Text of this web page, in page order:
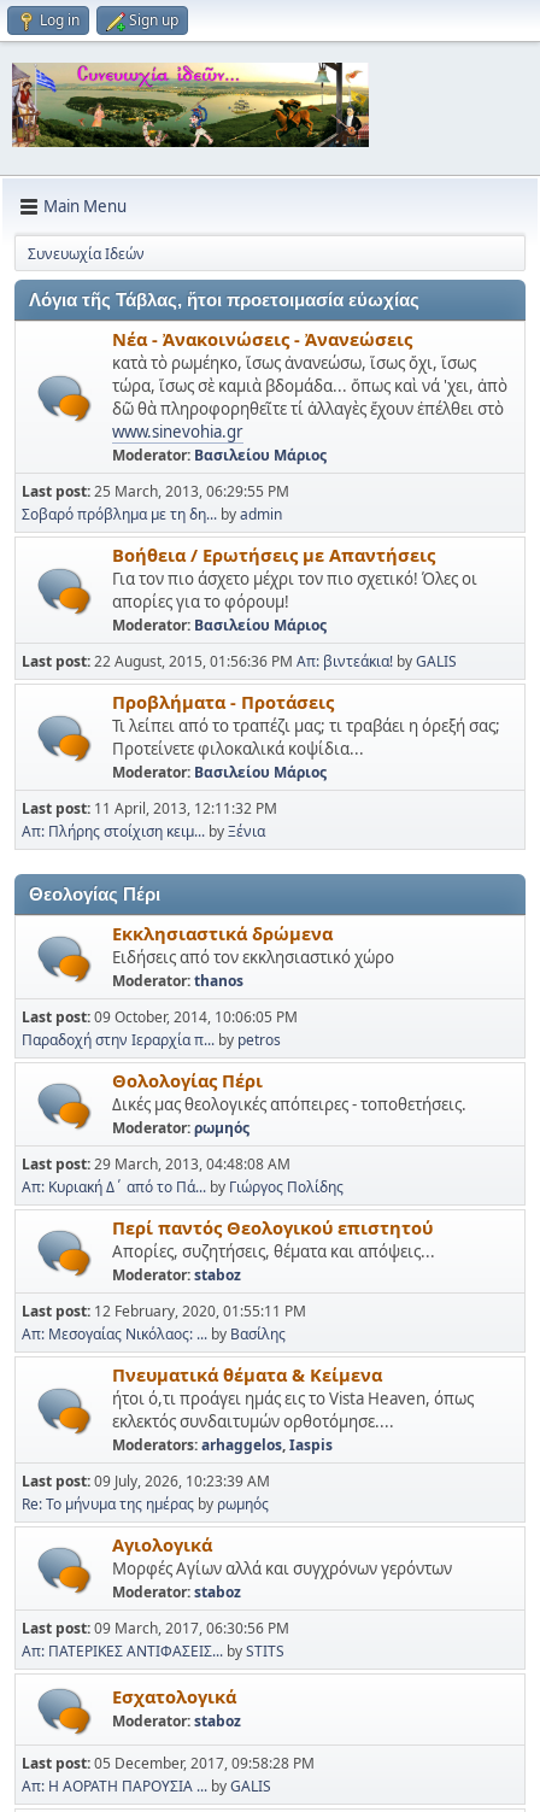
Log in Sign up
Main Menu
Συνευωχία Ιδεών
Λόγια τῆς Τάβλας, ἥτοι προετοιμασία εὐωχίας
Νέα - Ἀνακοινώσεις - Ἀνανεώσεις
κατὰ τὸ ρωμέηκο, ἵσως ἀνανεώσω, ἵσως ὄχι, ἵσως
τώρα, ἵσως σὲ καμιὰ βδομάδα... ὅπως καὶ νά 'χει, ἀπὸ
δῶ θὰ πληροφορηθεῖτε τί ἀλλαγὲς ἔχουν ἐπέλθει στὸ
www.sinevohia.gr
Moderator: Βασιλείου Μάριος
Last post:25 March, 2013, 06:29:55 PM
Σοβαρό πρόβλημα με τη δη... byadmin
Βοήθεια / Ερωτήσεις με Απαντήσεις
Για τον πιο άσχετο μέχρι τον πιο σχετικό! Όλες οι
απορίες για το φόρουμ!
Moderator: Βασιλείου Μάριος
Last post:22 August, 2015, 01:56:36 PM Απ: βιντεάκια! byGALIS
Προβλήματα - Προτάσεις
Τι λείπει από το τραπέζι μας; τι τραβάει η όρεξή σας;
Προτείνετε φιλοκαλικά κοψίδια...
Moderator: Βασιλείου Μάριος
Last post: 11 April, 2013, 12:11:32 PM
Απ: Πλήρης στοίχιση κειμ... byΞένια
Θεολογίας Πέρι
Εκκλησιαστικά δρώμενα
Ειδήσεις από τον εκκλησιαστικό χώρο
Moderator:thanos
Last post:09 October, 2014, 10:06:05 PM
Παραδοχή στην Ιεραρχία π... by petros
Θολολογίας Πέρι
Δικές μας θεολογικές απόπειρες - τοποθετήσεις.
Moderator:ρωμηός
Last post:29 March, 2013, 04:48:08 AM
Απ: Κυριακή Δ΄ από το Πά... by Γιώργος Πολίδης
Περί παντός Θεολογικού επιστητού
Απορίες, συζητήσεις, θέματα και απόψεις...
Moderator:staboz
Last post: 12 February, 2020, 01:55:11 PM
Απ: Μεσογαίας Νικόλαος: ... by Βασίλης
Πνευματικά θέματα & Κείμενα
ήτοι ό,τι προάγει ημάς εις το Vista Heaven, όπως
εκλεκτός συνδαιτυμών ορθοτόμησε....
Moderators:arhaggelos,Iaspis
Last post:09 July, 2026, 10:23:39 AM
Re: Το μήνυμα της ημέρας by ρωμηός
Αγιολογικά
Μορφές Αγίων αλλά και συγχρόνων γερόντων
Moderator:staboz
Last post:09 March, 2017, 06:30:56 PM
Απ: ΠΑΤΕΡΙΚΕΣ ΑΝΤΙΦΑΣΕΙΣ... bySTITS
Εσχατολογικά
Moderator:staboz
Last post:05 December, 2017, 09:58:28 PM
Απ: Η ΑΟΡΑΤΗ ΠΑΡΟΥΣΙΑ ... byGALIS